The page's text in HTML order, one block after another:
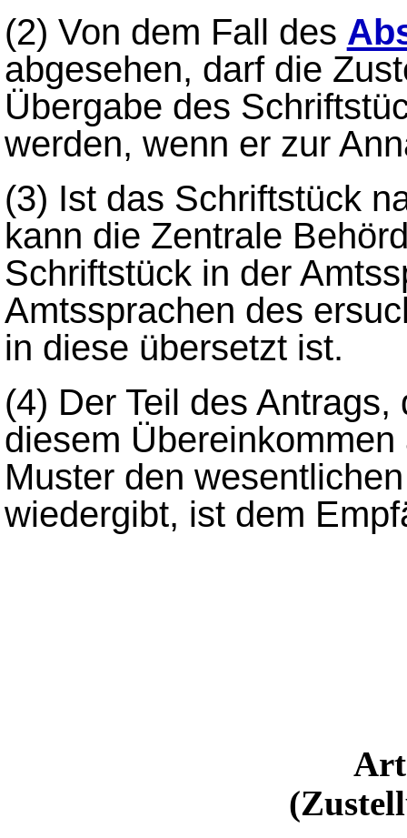
(2) Von dem Fall des
abgesehen, darf die
Übergabe des
werden, wenn er zur
(3) Ist das Schriftstück
kann die Zentrale
Schriftstück in der
Amtssprachen des
in diese übersetzt ist.
(4) Der Teil des
diesem
Muster den
wiedergibt, ist dem